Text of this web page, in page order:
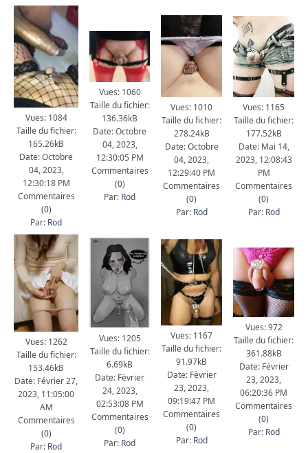
Vues: 1084
Taille du fichier:
165.26kB
Date: Octobre
04, 2023,
12:30:18 PM
Commentaires
(0)
Par: Rod
Vues: 1060
Taille du fichier:
136.36kB
Date: Octobre
04, 2023,
12:30:05 PM
Commentaires
(0)
Par: Rod
Vues: 1010
Taille du fichier:
278.24kB
Date: Octobre
04, 2023,
12:29:40 PM
Commentaires
(0)
Par: Rod
Vues: 1165
Taille du fichier:
177.52kB
Date: Mai 14,
2023, 12:08:43
PM
Commentaires
(0)
Par: Rod
Vues: 1262
Taille du fichier:
153.46kB
Date: Février 27,
2023, 11:05:00
AM
Commentaires
(0)
Par: Rod
Vues: 1205
Taille du fichier:
6.69kB
Date: Février
24, 2023,
02:53:08 PM
Commentaires
(0)
Par: Rod
Vues: 1167
Taille du fichier:
91.97kB
Date: Février
23, 2023,
09:19:47 PM
Commentaires
(0)
Par: Rod
Vues: 972
Taille du fichier:
361.88kB
Date: Février
23, 2023,
06:20:36 PM
Commentaires
(0)
Par: Rod